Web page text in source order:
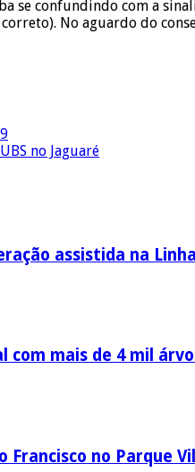
se confundindo com a
No aguardo do
no Jaguaré
assistida na
com mais de 4 mil
Francisco no Parque